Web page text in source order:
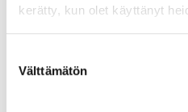
kerätty, kun olet käyttänyt
valinta
Välttämätön